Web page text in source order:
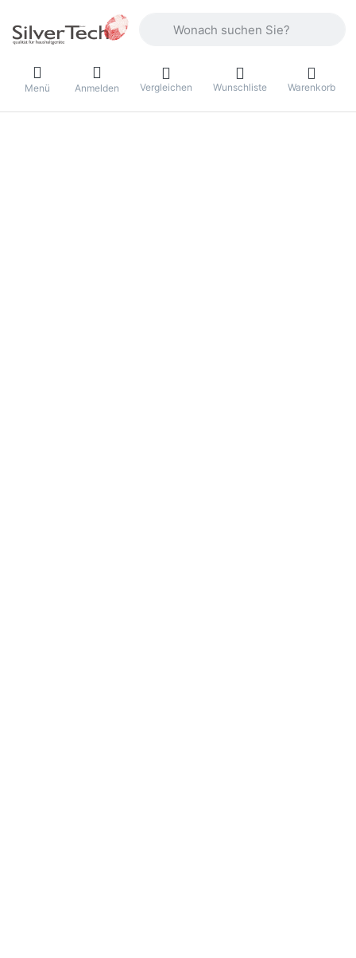
Menü Anmelden Vergleichen Wunschliste Warenkorb